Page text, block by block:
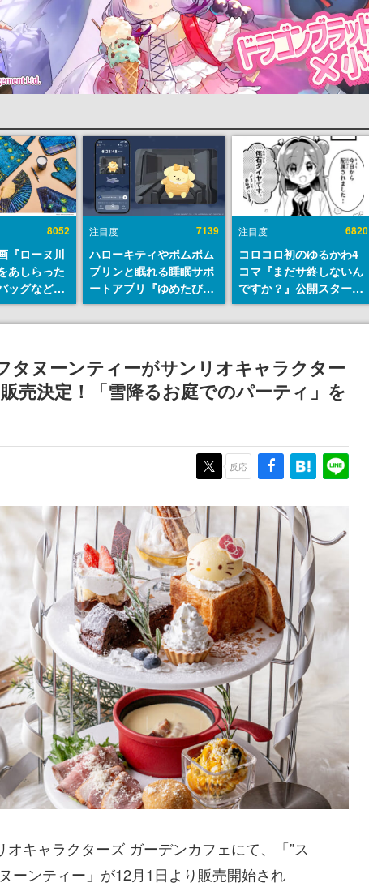
8052
『ローヌ川
あしらった
ッグなどが
21時より2
約販売
注目度 7139
ハローキティやポムポム
プリンと眠れる睡眠サポ
ートアプリ『ゆめたび』
が配信中。キャラごとの
ASMRや目覚ましアラー
注目度 6820
コロコロ初のゆるかわ4
コマ『まだサ終しないん
ですか？』公開スター
ト。主人公は新入社員の
侘石ダイヤ、ゲーム会社
する社員たちを描く
タヌーンティーがサンリオキャラクター
売決定！「雪降るお庭でのパーティ」を
反応
キャラクターズ ガーデンカフェにて、「”ス
ーンティー」が12月1日より販売開始され